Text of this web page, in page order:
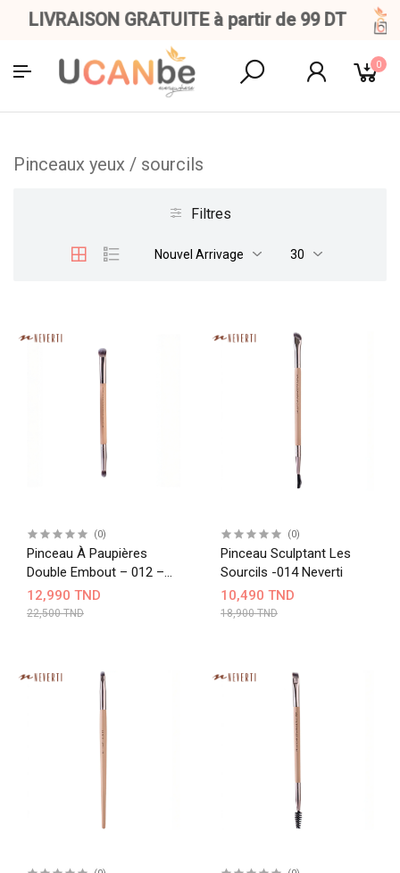
LIVRAISON GRATUITE à partir de 99 DT
0
Pinceaux yeux / sourcils
Filtres
Nouvel Arrivage 30
(0)
Pinceau À Paupières
Double Embout – 012 –
Neverti
12,990 TND
22,500 TND
(0)
Pinceau Sculptant Les
Sourcils -014 Neverti
10,490 TND
18,900 TND